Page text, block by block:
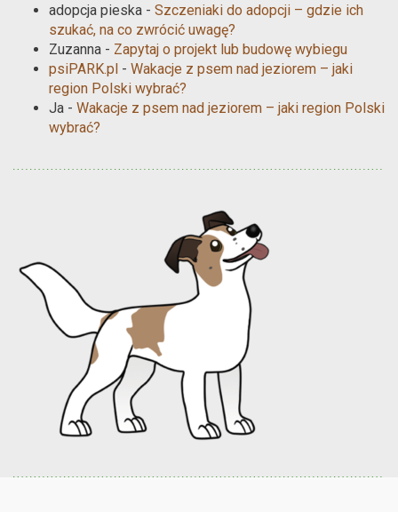
adopcja pieska - Szczeniaki do adopcji – gdzie ich
szukać, na co zwrócić uwagę?
Zuzanna - Zapytaj o projekt lub budowę wybiegu
psiPARK.pl - Wakacje z psem nad jeziorem – jaki
region Polski wybrać?
Ja - Wakacje z psem nad jeziorem – jaki region Polski
wybrać?